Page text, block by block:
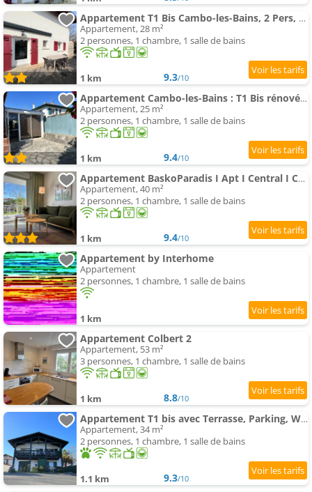
Appartement T1 Bis Cambo-les-Bains, 2 Pers, Wifi, Terrasse - FR-1-495-91
Appartement, 28 m²
2 personnes, 1 chambre, 1 salle de bains
1 km 9.3/10
Appartement Cambo-les-Bains : T1 Bis rénové avec terrasse, Wi-Fi, - FR-1-495-93
Appartement, 25 m²
2 personnes, 1 chambre, 1 salle de bains
1 km 9.4/10
Appartement BaskoParadis I Apt I Central I Calme I Lumineux I Lit 160 I Terrasse I Jardin
Appartement, 40 m²
2 personnes, 1 chambre, 1 salle de bains
1 km 9.4/10
Appartement by Interhome
Appartement
2 personnes, 1 chambre, 1 salle de bains
1 km
Appartement Colbert 2
Appartement, 53 m²
3 personnes, 1 chambre, 1 salle de bains
1 km 8.8/10
Appartement T1 bis avec Terrasse, Parking, WiFi et Animaux admis à Cambo-les-Bains - FR-1-495-12
Appartement, 34 m²
2 personnes, 1 chambre, 1 salle de bains
1.1 km 9.3/10